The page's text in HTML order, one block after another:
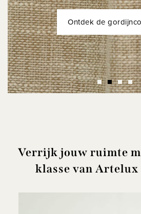
Ontdek de
Ontdek de
Het verhaal achter de
Ontdek de
Verrijk jouw ruimte
klasse van